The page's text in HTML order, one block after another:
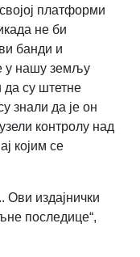
платформи
не би
банди и
у нашу земљу
да су штетне
знали да је он
контролу над
којим се
Ови издајнички
последице“,